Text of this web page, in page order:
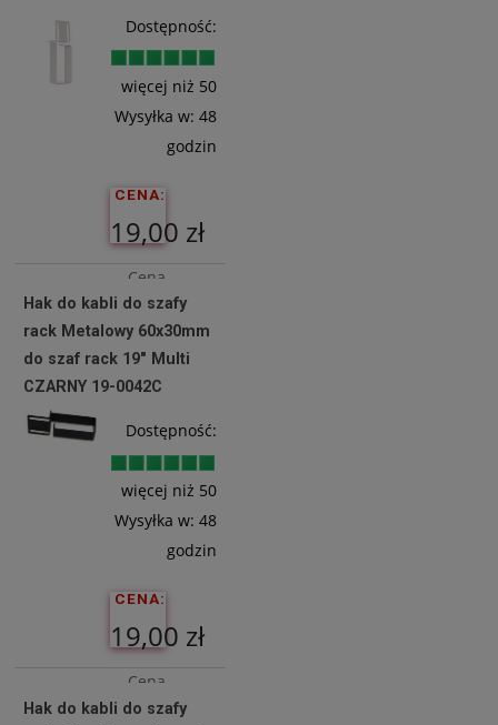
Do
Dostępność:
więcej niż 50
Wysyłka w: 48
godzin
CENA:
19,00 zł
Cena
netto:
15,45 zł
Do
Hak do kabli do szafy
rack Metalowy 60x30mm
do szaf rack 19" Multi
CZARNY 19-0042C
Dostępność:
więcej niż 50
Wysyłka w: 48
godzin
CENA:
19,00 zł
Cena
netto:
Hak do kabli do szafy